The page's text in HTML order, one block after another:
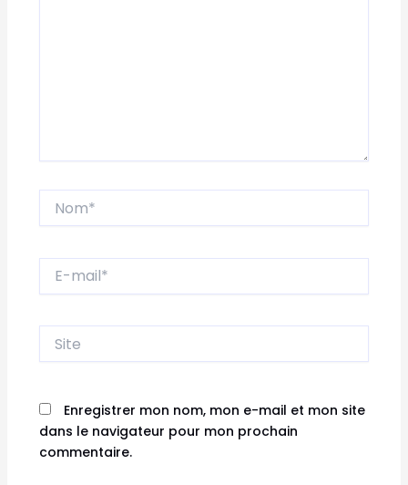
mail*
Enregistrer mon nom, mon e-mail et mon site
dans le navigateur pour mon prochain
commentaire.